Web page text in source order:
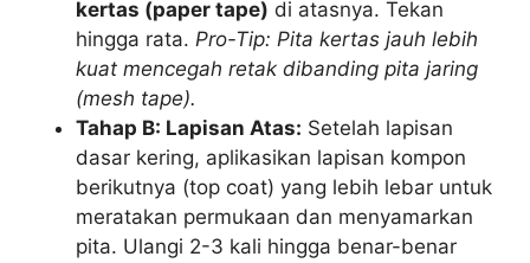
kertas (paper tape) di atasnya. Tekan
hingga rata.Pro-Tip: Pita kertas jauh lebih
kuat mencegah retak dibanding pita jaring
(mesh tape).
Tahap B: Lapisan Atas: Setelah lapisan
dasar kering, aplikasikan lapisan kompon
berikutnya (top coat) yang lebih lebar untuk
meratakan permukaan dan menyamarkan
pita. Ulangi 2-3 kali hingga benar-benar